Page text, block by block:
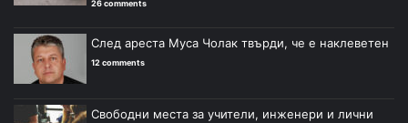
26 comments
След ареста Муса Чолак твърди, че е наклеветен
12 comments
Свободни места за учители, инженери и лични